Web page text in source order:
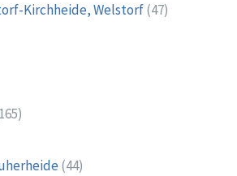
Kirchheide, Welstorf(47)
(44)